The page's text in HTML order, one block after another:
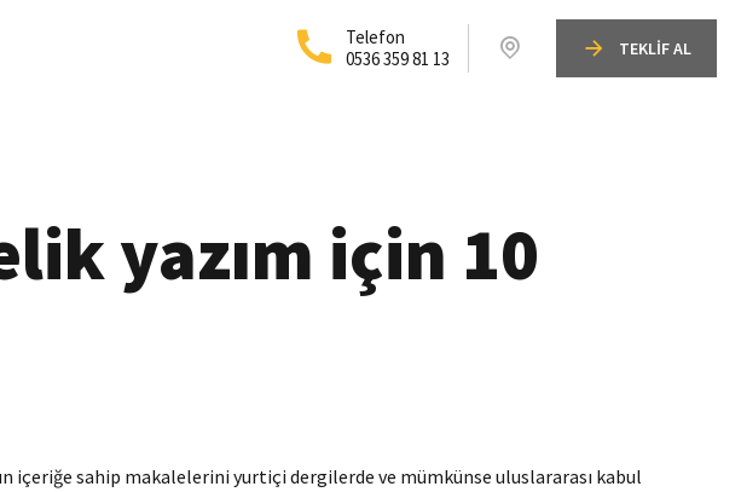
Telefon
0536 359 81 13
TEKLİF AL
yazım için 10
içeriğe sahip makalelerini yurtiçi dergilerde ve mümkünse uluslararası kabul